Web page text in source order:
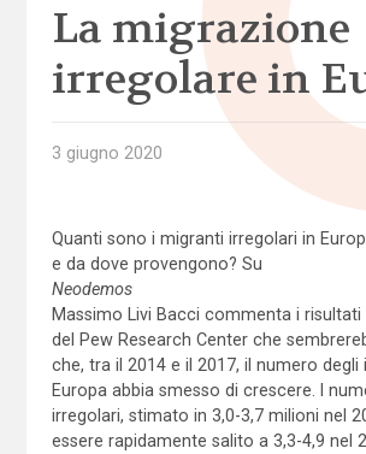
La migrazione
irregolare in
3 giugno 2020
Quanti sono i migranti irregolari in
e da dove provengono? Su
Neodemos
Massimo Livi Bacci commenta i risultati
del Pew Research Center che
che, tra il 2014 e il 2017, il numero degli
Europa abbia smesso di crescere. l
irregolari, stimato in 3,0-3,7 milioni nel
essere rapidamente salito a 3,3-4,9 nel